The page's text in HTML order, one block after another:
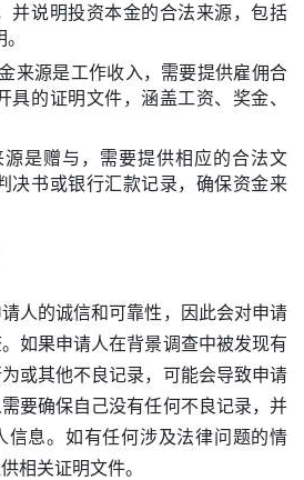
并说明投资本金的合法来源，包括
来源是工作收入，需要提供雇佣合
具的证明文件，涵盖工资、奖金、
是赠与，需要提供相应的合法文
决书或银行汇款记录，确保资金来
人的诚信和可靠性，因此会对申请
如果申请人在背景调查中被发现有
或其他不良记录，可能会导致申请
要确保自己没有任何不良记录，并
信息。如有任何涉及法律问题的情
相关证明文件。